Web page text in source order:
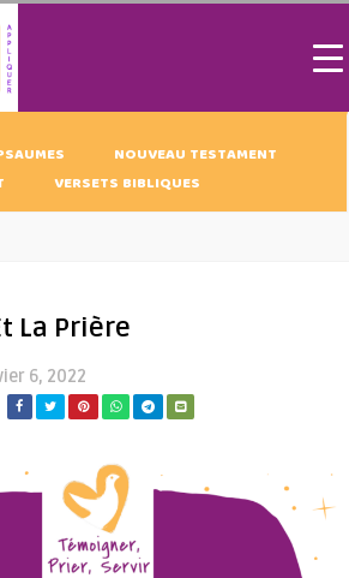
NOUVEAU TESTAMENT
VERSETS BIBLIQUES
La Prière
6, 2022